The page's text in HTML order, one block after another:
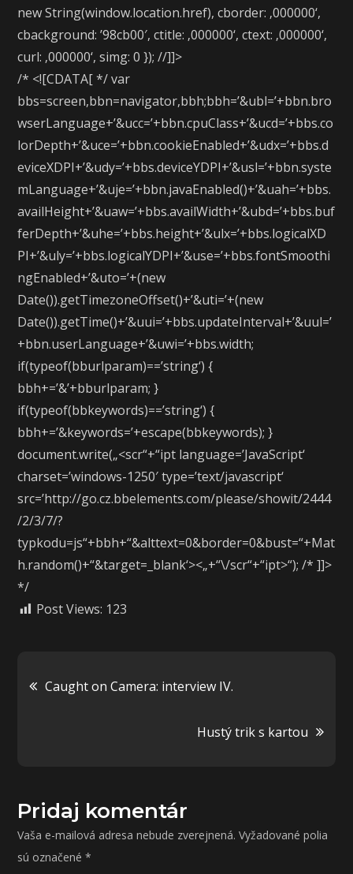
new String(window.location.href), cborder: ‚000000‘,
cbackground: ’98cb00′, ctitle: ‚000000‘, ctext: ‚000000‘,
curl: ‚000000‘, simg: 0 }); //]]>
/* <![CDATA[ */ var
bbs=screen,bbn=navigator,bbh;bbh=’&ubl=’+bbn.bro
wserLanguage+’&ucc=’+bbn.cpuClass+’&ucd=’+bbs.co
lorDepth+’&uce=’+bbn.cookieEnabled+’&udx=’+bbs.d
eviceXDPI+’&udy=’+bbs.deviceYDPI+’&usl=’+bbn.syste
mLanguage+’&uje=’+bbn.javaEnabled()+’&uah=’+bbs.
availHeight+’&uaw=’+bbs.availWidth+’&ubd=’+bbs.buf
ferDepth+’&uhe=’+bbs.height+’&ulx=’+bbs.logicalXD
PI+’&uly=’+bbs.logicalYDPI+’&use=’+bbs.fontSmoothi
ngEnabled+’&uto=’+(new
Date()).getTimezoneOffset()+’&uti=’+(new
Date()).getTime()+’&uui=’+bbs.updateInterval+’&uul=’
+bbn.userLanguage+’&uwi=’+bbs.width;
if(typeof(bburlparam)==’string‘) {
bbh+=’&’+bburlparam; }
if(typeof(bbkeywords)==’string‘) {
bbh+=’&keywords=’+escape(bbkeywords); }
document.write(„<scr“+“ipt language=’JavaScript‘
charset=’windows-1250′ type=’text/javascript‘
src=’http://go.cz.bbelements.com/please/showit/2444
/2/3/7/?
typkodu=js“+bbh+“&alttext=0&border=0&bust=“+Mat
h.random()+“&target=_blank‘><„+“\/scr“+“ipt>“); /* ]]>
*/
Post Views: 123
Navigácia
Caught on Camera: interview IV.
Hustý trik s kartou
Pridaj komentár
Vaša e-mailová adresa nebude zverejnená. Vyžadované polia
sú označené*